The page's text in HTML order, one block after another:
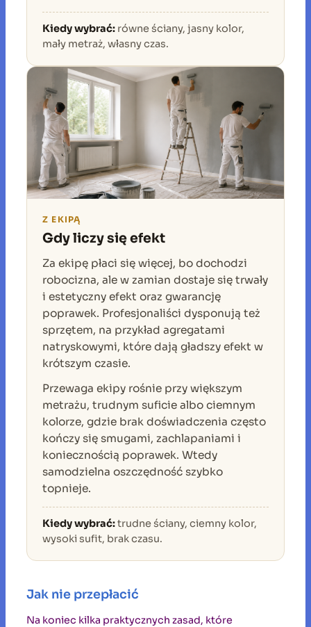
Kiedy wybrać: równe ściany, jasny kolor,
mały metraż, własny czas.
Z EKIPĄ
Gdy liczy się efekt
Za ekipę płaci się więcej, bo dochodzi
robocizna, ale w zamian dostaje się trwały
i estetyczny efekt oraz gwarancję
poprawek. Profesjonaliści dysponują też
sprzętem, na przykład agregatami
natryskowymi, które dają gładszy efekt w
krótszym czasie.
Przewaga ekipy rośnie przy większym
metrażu, trudnym suficie albo ciemnym
kolorze, gdzie brak doświadczenia często
kończy się smugami, zachlapaniami i
koniecznością poprawek. Wtedy
samodzielna oszczędność szybko
topnieje.
Kiedy wybrać:trudne ściany, ciemny kolor,
wysoki sufit, brak czasu.
Jak nie przepłacić
Na koniec kilka praktycznych zasad, które